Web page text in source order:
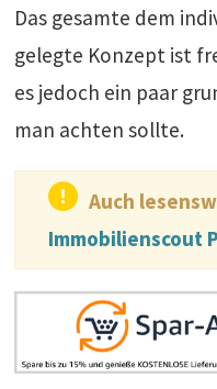
Das gesamte dem
gelegte Konzept ist
es jedoch ein paar
man achten sollte.
Auch
Immobilienscout